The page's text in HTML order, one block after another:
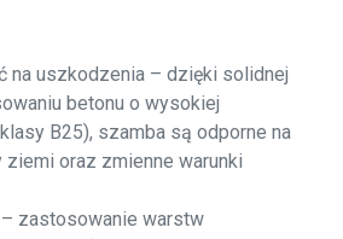
na uszkodzenia – dzięki solidnej
betonu o wysokiej
B25), szamba są odporne na
ziemi oraz zmienne warunki
zastosowanie warstw